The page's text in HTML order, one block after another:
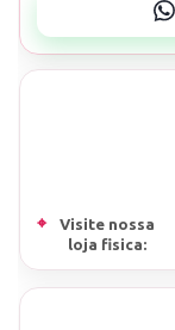
⌖
Visite nossa
loja fisica: